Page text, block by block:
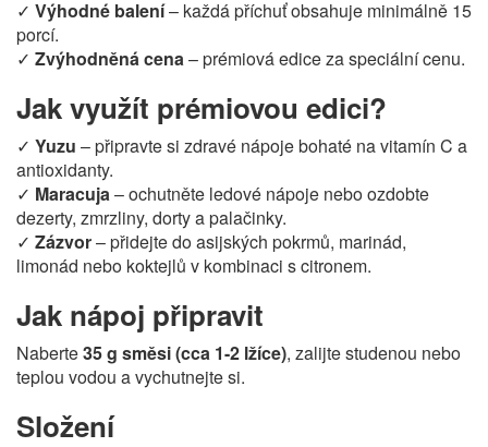
✓ Výhodné balení– každá příchuť obsahuje minimálně 15
porcí.
✓ Zvýhodněná cena– prémiová edice za speciální cenu.
Jak využít prémiovou edici?
✓ Yuzu – připravte si zdravé nápoje bohaté na vitamín C a
antioxidanty.
✓ Maracuja– ochutněte ledové nápoje nebo ozdobte
dezerty, zmrzliny, dorty a palačinky.
✓ Zázvor– přidejte do asijských pokrmů, marinád,
limonád nebo koktejlů v kombinaci s citronem.
Jak nápoj připravit
Naberte35 g směsi (cca 1-2 lžíce), zalijte studenou nebo
teplou vodou a vychutnejte si.
Složení